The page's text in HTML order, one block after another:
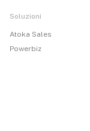
Soluzioni
Atoka Sales
Powerbiz